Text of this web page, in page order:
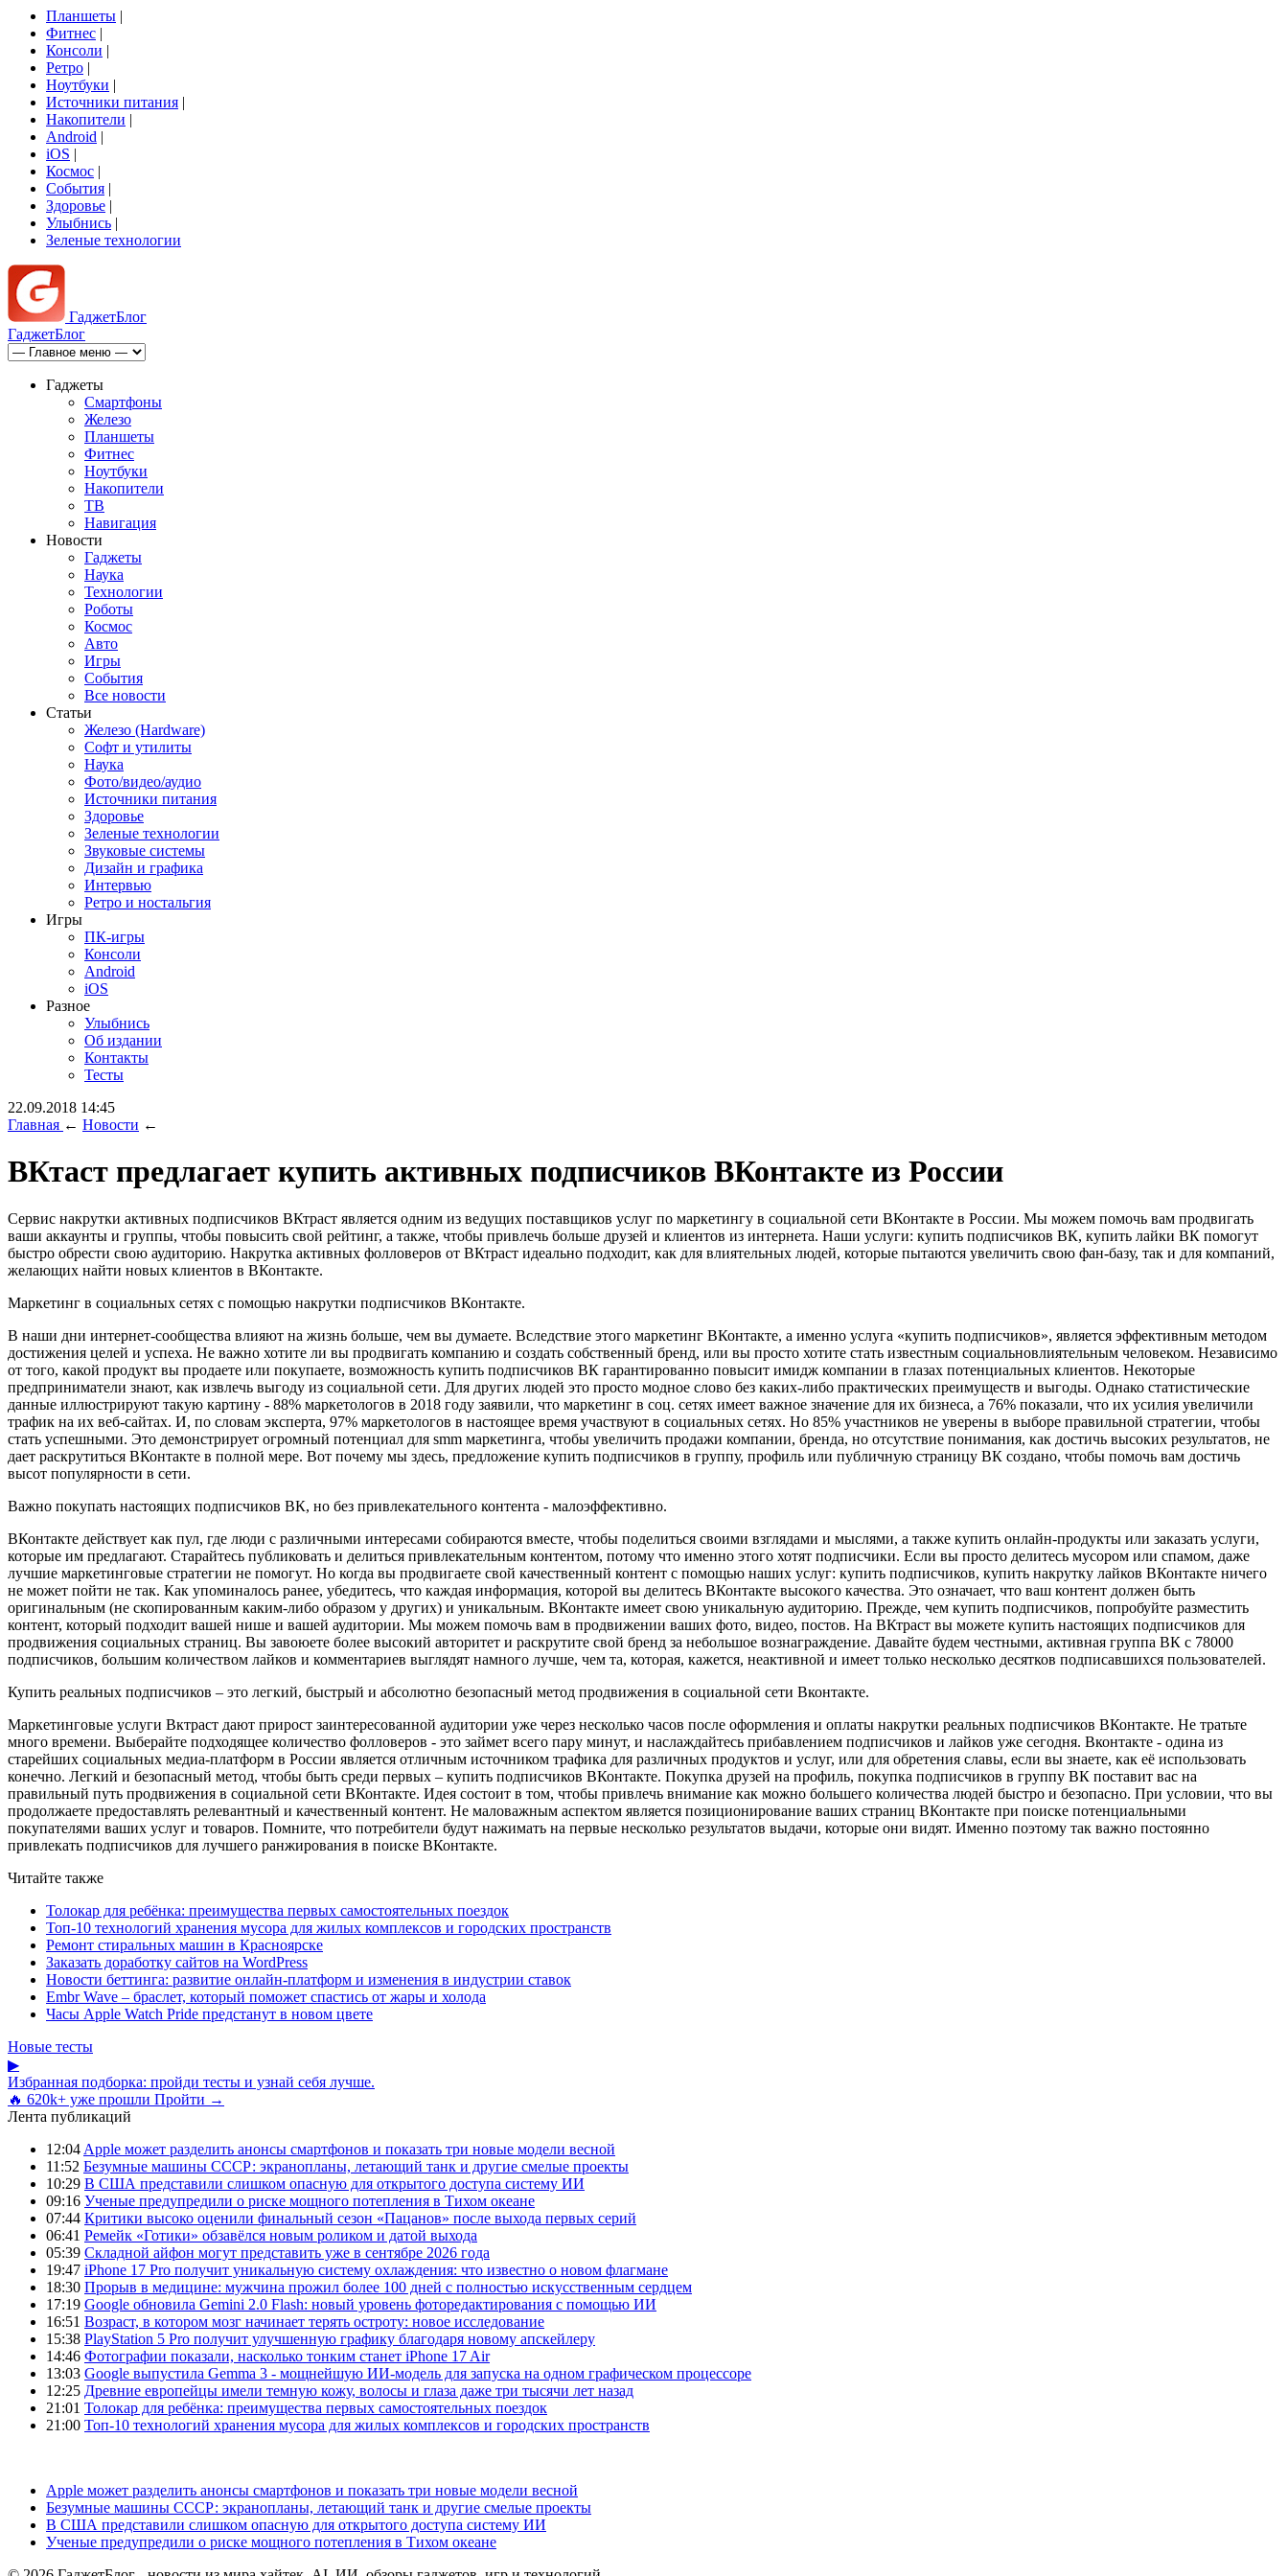
Планшеты |
Фитнес |
Консоли |
Ретро |
Ноутбуки |
Источники питания |
Накопители |
Android |
iOS |
Космос |
События |
Здоровье |
Улыбнись |
Зеленые технологии
ГаджетБлог
ГаджетБлог
Гаджеты
Смартфоны
Железо
Планшеты
Фитнес
Ноутбуки
Накопители
ТВ
Навигация
Новости
Гаджеты
Наука
Технологии
Роботы
Космос
Авто
Игры
События
Все новости
Статьи
Железо (Hardware)
Софт и утилиты
Наука
Фото/видео/аудио
Источники питания
Здоровье
Зеленые технологии
Звуковые системы
Дизайн и графика
Интервью
Ретро и ностальгия
Игры
ПК-игры
Консоли
Android
iOS
Разное
Улыбнись
Об издании
Контакты
Тесты
22.09.2018 14:45
Главная ← Новости ←
ВКтаст предлагает купить активных подписчиков ВКонтакте из России
Сервис накрутки активных подписчиков ВКтраст является одним из ведущих поставщиков услуг по маркетингу в социальной сети ВКонтакте в России. Мы можем помочь вам продвигать
ваши аккаунты и группы, чтобы повысить свой рейтинг, а также, чтобы привлечь больше друзей и клиентов из интернета. Наши услуги: купить подписчиков ВК, купить лайки ВК помогут
быстро обрести свою аудиторию. Накрутка активных фолловеров от ВКтраст идеально подходит, как для влиятельных людей, которые пытаются увеличить свою фан-базу, так и для компаний,
желающих найти новых клиентов в ВКонтакте.
Маркетинг в социальных сетях с помощью накрутки подписчиков ВКонтакте.
В наши дни интернет-сообщества влияют на жизнь больше, чем вы думаете. Вследствие этого маркетинг ВКонтакте, а именно услуга «купить подписчиков», является эффективным методом
достижения целей и успеха. Не важно хотите ли вы продвигать компанию и создать собственный бренд, или вы просто хотите стать известным социальновлиятельным человеком. Независимо
от того, какой продукт вы продаете или покупаете, возможность купить подписчиков ВК гарантированно повысит имидж компании в глазах потенциальных клиентов. Некоторые
предприниматели знают, как извлечь выгоду из социальной сети. Для других людей это просто модное слово без каких-либо практических преимуществ и выгоды. Однако статистические
данные иллюстрируют такую картину - 88% маркетологов в 2018 году заявили, что маркетинг в соц. сетях имеет важное значение для их бизнеса, а 76% показали, что их усилия увеличили
трафик на их веб-сайтах. И, по словам эксперта, 97% маркетологов в настоящее время участвуют в социальных сетях. Но 85% участников не уверены в выборе правильной стратегии, чтобы
стать успешными. Это демонстрирует огромный потенциал для smm маркетинга, чтобы увеличить продажи компании, бренда, но отсутствие понимания, как достичь высоких результатов, не
дает раскрутиться ВКонтакте в полной мере. Вот почему мы здесь, предложение купить подписчиков в группу, профиль или публичную страницу ВК создано, чтобы помочь вам достичь
высот популярности в сети.
Важно покупать настоящих подписчиков ВК, но без привлекательного контента - малоэффективно.
ВКонтакте действует как пул, где люди с различными интересами собираются вместе, чтобы поделиться своими взглядами и мыслями, а также купить онлайн-продукты или заказать услуги,
которые им предлагают. Старайтесь публиковать и делиться привлекательным контентом, потому что именно этого хотят подписчики. Если вы просто делитесь мусором или спамом, даже
лучшие маркетинговые стратегии не помогут. Но когда вы продвигаете свой качественный контент с помощью наших услуг: купить подписчиков, купить накрутку лайков ВКонтакте ничего
не может пойти не так. Как упоминалось ранее, убедитесь, что каждая информация, которой вы делитесь ВКонтакте высокого качества. Это означает, что ваш контент должен быть
оригинальным (не скопированным каким-либо образом у других) и уникальным. ВКонтакте имеет свою уникальную аудиторию. Прежде, чем купить подписчиков, попробуйте разместить
контент, который подходит вашей нише и вашей аудитории. Мы можем помочь вам в продвижении ваших фото, видео, постов. На ВКтраст вы можете купить настоящих подписчиков для
продвижения социальных страниц. Вы завоюете более высокий авторитет и раскрутите свой бренд за небольшое вознаграждение. Давайте будем честными, активная группа ВК с 78000
подписчиков, большим количеством лайков и комментариев выглядят намного лучше, чем та, которая, кажется, неактивной и имеет только несколько десятков подписавшихся пользователей.
Купить реальных подписчиков – это легкий, быстрый и абсолютно безопасный метод продвижения в социальной сети Вконтакте.
Маркетинговые услуги Вктраст дают прирост заинтересованной аудитории уже через несколько часов после оформления и оплаты накрутки реальных подписчиков ВКонтакте. Не тратьте
много времени. Выберайте подходящее количество фолловеров - это займет всего пару минут, и наслаждайтесь прибавлением подписчиков и лайков уже сегодня. Вконтакте - одина из
старейших социальных медиа-платформ в России является отличным источником трафика для различных продуктов и услуг, или для обретения славы, если вы знаете, как её использовать
конечно. Легкий и безопасный метод, чтобы быть среди первых – купить подписчиков ВКонтакте. Покупка друзей на профиль, покупка подписчиков в группу ВК поставит вас на
правильный путь продвижения в социальной сети ВКонтакте. Идея состоит в том, чтобы привлечь внимание как можно большего количества людей быстро и безопасно. При условии, что вы
продолжаете предоставлять релевантный и качественный контент. Не маловажным аспектом является позиционирование ваших страниц ВКонтакте при поиске потенциальными
покупателями ваших услуг и товаров. Помните, что потребители будут нажимать на первые несколько результатов выдачи, которые они видят. Именно поэтому так важно постоянно
привлекать подписчиков для лучшего ранжирования в поиске ВКонтакте.
Читайте также
Толокар для ребёнка: преимущества первых самостоятельных поездок
Топ-10 технологий хранения мусора для жилых комплексов и городских пространств
Ремонт стиральных машин в Красноярске
Заказать доработку сайтов на WordPress
Новости беттинга: развитие онлайн-платформ и изменения в индустрии ставок
Embr Wave – браслет, который поможет спастись от жары и холода
Часы Apple Watch Pride предстанут в новом цвете
Новые тесты
▶
Избранная подборка: пройди тесты и узнай себя лучше.
🔥 620k+ уже прошли Пройти →
Лента публикаций
12:04 Apple может разделить анонсы смартфонов и показать три новые модели весной
11:52 Безумные машины СССР: экранопланы, летающий танк и другие смелые проекты
10:29 В США представили слишком опасную для открытого доступа систему ИИ
09:16 Ученые предупредили о риске мощного потепления в Тихом океане
07:44 Критики высоко оценили финальный сезон «Пацанов» после выхода первых серий
06:41 Ремейк «Готики» обзавёлся новым роликом и датой выхода
05:39 Складной айфон могут представить уже в сентябре 2026 года
19:47 iPhone 17 Pro получит уникальную систему охлаждения: что известно о новом флагмане
18:30 Прорыв в медицине: мужчина прожил более 100 дней с полностью искусственным сердцем
17:19 Google обновила Gemini 2.0 Flash: новый уровень фоторедактирования с помощью ИИ
16:51 Возраст, в котором мозг начинает терять остроту: новое исследование
15:38 PlayStation 5 Pro получит улучшенную графику благодаря новому апскейлеру
14:46 Фотографии показали, насколько тонким станет iPhone 17 Air
13:03 Google выпустила Gemma 3 - мощнейшую ИИ-модель для запуска на одном графическом процессоре
12:25 Древние европейцы имели темную кожу, волосы и глаза даже три тысячи лет назад
21:01 Толокар для ребёнка: преимущества первых самостоятельных поездок
21:00 Топ-10 технологий хранения мусора для жилых комплексов и городских пространств
Apple может разделить анонсы смартфонов и показать три новые модели весной
Безумные машины СССР: экранопланы, летающий танк и другие смелые проекты
В США представили слишком опасную для открытого доступа систему ИИ
Ученые предупредили о риске мощного потепления в Тихом океане